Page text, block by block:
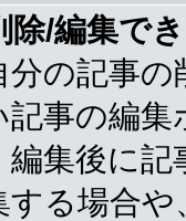
除/編集で
の記事
事の編
集後に
る場合